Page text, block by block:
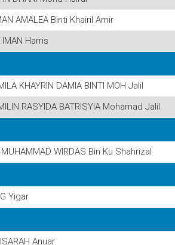
AMALEA Binti Khairil Amir
IMAN Harris
KHAYRIN DAMIA BINTI MOH Jalil
RASYIDA BATRISYIA Mohamad Jalil
MUHAMMAD WIRDAS Bin Ku Shahrizal
Yigar
Anuar